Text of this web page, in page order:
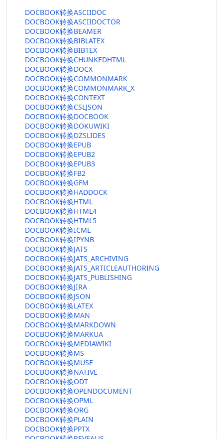
DOCBOOK转换ASCIIDOC
DOCBOOK转换ASCIIDOCTOR
DOCBOOK转换BEAMER
DOCBOOK转换BIBLATEX
DOCBOOK转换BIBTEX
DOCBOOK转换CHUNKEDHTML
DOCBOOK转换DOCX
DOCBOOK转换COMMONMARK
DOCBOOK转换COMMONMARK_X
DOCBOOK转换CONTEXT
DOCBOOK转换CSLJSON
DOCBOOK转换DOCBOOK
DOCBOOK转换DOKUWIKI
DOCBOOK转换DZSLIDES
DOCBOOK转换EPUB
DOCBOOK转换EPUB2
DOCBOOK转换EPUB3
DOCBOOK转换FB2
DOCBOOK转换GFM
DOCBOOK转换HADDOCK
DOCBOOK转换HTML
DOCBOOK转换HTML4
DOCBOOK转换HTML5
DOCBOOK转换ICML
DOCBOOK转换IPYNB
DOCBOOK转换JATS
DOCBOOK转换JATS_ARCHIVING
DOCBOOK转换JATS_ARTICLEAUTHORING
DOCBOOK转换JATS_PUBLISHING
DOCBOOK转换JIRA
DOCBOOK转换JSON
DOCBOOK转换LATEX
DOCBOOK转换MAN
DOCBOOK转换MARKDOWN
DOCBOOK转换MARKUA
DOCBOOK转换MEDIAWIKI
DOCBOOK转换MS
DOCBOOK转换MUSE
DOCBOOK转换NATIVE
DOCBOOK转换ODT
DOCBOOK转换OPENDOCUMENT
DOCBOOK转换OPML
DOCBOOK转换ORG
DOCBOOK转换PLAIN
DOCBOOK转换PPTX